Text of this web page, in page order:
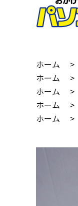
ホーム >
ホーム
>
ホーム
>
ホーム
>
ホーム
>